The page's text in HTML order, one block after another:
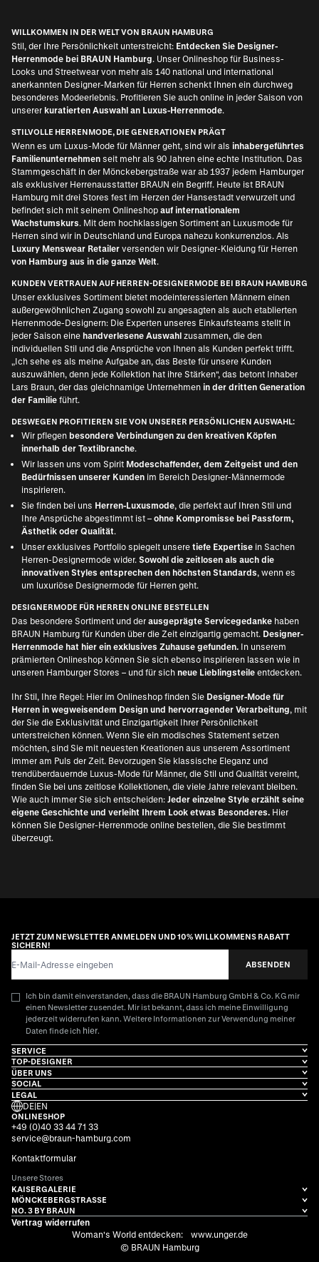
WILLKOMMEN IN DER WELT VON BRAUN HAMBURG
Stil, der Ihre Persönlichkeit unterstreicht: Entdecken Sie Designer-
Herrenmode bei BRAUN Hamburg. Unser Onlineshop für Business-
Looks und Streetwear von mehr als 140 national und international
anerkannten Designer-Marken für Herren schenkt Ihnen ein durchweg
besonderes Modeerlebnis. Profitieren Sie auch online in jeder Saison von
unserer kuratierten Auswahl an Luxus-Herrenmode.
STILVOLLE HERRENMODE, DIE GENERATIONEN PRÄGT
Wenn es um Luxus-Mode für Männer geht, sind wir als inhabergeführtes
Familienunternehmen seit mehr als 90 Jahren eine echte Institution. Das
Stammgeschäft in der Mönckebergstraße war ab 1937 jedem Hamburger
als exklusiver Herrenausstatter BRAUN ein Begriff. Heute ist BRAUN
Hamburg mit drei Stores fest im Herzen der Hansestadt verwurzelt und
befindet sich mit seinem Onlineshop auf internationalem
Wachstumskurs. Mit dem hochklassigen Sortiment an Luxusmode für
Herren sind wir in Deutschland und Europa nahezu konkurrenzlos. Als
Luxury Menswear Retailer versenden wir Designer-Kleidung für Herren
von Hamburg aus in die ganze Welt.
KUNDEN VERTRAUEN AUF HERREN-DESIGNERMODE BEI BRAUN HAMBURG
Unser exklusives Sortiment bietet modeinteressierten Männern einen
außergewöhnlichen Zugang sowohl zu angesagten als auch etablierten
Herrenmode-Designern: Die Experten unseres Einkaufsteams stellt in
jeder Saison eine handverlesene Auswahl zusammen, die den
individuellen Stil und die Ansprüche von Ihnen als Kunden perfekt trifft.
„Ich sehe es als meine Aufgabe an, das Beste für unsere Kunden
auszuwählen, denn jede Kollektion hat ihre Stärken", das betont Inhaber
Lars Braun, der das gleichnamige Unternehmen in der dritten Generation
der Familie führt.
DESWEGEN PROFITIEREN SIE VON UNSERER PERSÖNLICHEN AUSWAHL:
Wir pflegen besondere Verbindungen zu den kreativen Köpfen
innerhalb der Textilbranche.
Wir lassen uns vom Spirit Modeschaffender, dem Zeitgeist und den
Bedürfnissen unserer Kunden im Bereich Designer-Männermode
inspirieren.
Sie finden bei uns Herren-Luxusmode, die perfekt auf Ihren Stil und
Ihre Ansprüche abgestimmt ist – ohne Kompromisse bei Passform,
Ästhetik oder Qualität.
Unser exklusives Portfolio spiegelt unsere tiefe Expertise in Sachen
Herren-Designermode wider. Sowohl die zeitlosen als auch die
innovativen Styles entsprechen den höchsten Standards, wenn es
um luxuriöse Designermode für Herren geht.
DESIGNERMODE FÜR HERREN ONLINE BESTELLEN
Das besondere Sortiment und der ausgeprägte Servicegedanke haben
BRAUN Hamburg für Kunden über die Zeit einzigartig gemacht. Designer-
Herrenmode hat hier ein exklusives Zuhause gefunden. In unserem
prämierten Onlineshop können Sie sich ebenso inspirieren lassen wie in
unseren Hamburger Stores – und für sich neue Lieblingsteile entdecken.
Ihr Stil, Ihre Regel: Hier im Onlineshop finden Sie Designer-Mode für
Herren in wegweisendem Design und hervorragender Verarbeitung, mit
der Sie die Exklusivität und Einzigartigkeit Ihrer Persönlichkeit
unterstreichen können. Wenn Sie ein modisches Statement setzen
möchten, sind Sie mit neuesten Kreationen aus unserem Assortiment
immer am Puls der Zeit. Bevorzugen Sie klassische Eleganz und
trendüberdauernde Luxus-Mode für Männer, die Stil und Qualität vereint,
finden Sie bei uns zeitlose Kollektionen, die viele Jahre relevant bleiben.
Wie auch immer Sie sich entscheiden: Jeder einzelne Style erzählt seine
eigene Geschichte und verleiht Ihrem Look etwas Besonderes. Hier
können Sie Designer-Herrenmode online bestellen, die Sie bestimmt
überzeugt.
JETZT ZUM NEWSLETTER ANMELDEN UND 10% WILLKOMMENS RABATT
SICHERN!
ABSENDEN
Ich bin damit einverstanden, dass die BRAUN Hamburg GmbH & Co. KG mir
einen Newsletter zusendet. Mir ist bekannt, dass ich meine Einwilligung
jederzeit widerrufen kann. Weitere Informationen zur Verwendung meiner
Daten finde ich hier.
SERVICE
TOP-DESIGNER
ÜBER UNS
SOCIAL
LEGAL
DE|EN
ONLINESHOP
+49 (0)40 33 44 71 33
service@braun-hamburg.com
Kontaktformular
Unsere Stores
KAISERGALERIE
MÖNCKEBERGSTRASSE
NO. 3 BY BRAUN
Vertrag widerrufen
Woman's World entdecken:
www.unger.de
© BRAUN Hamburg